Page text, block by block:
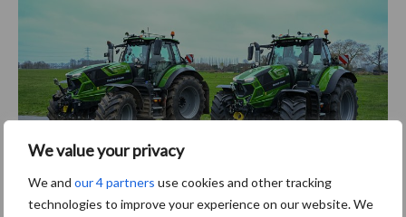
We value your privacy
We and our 4 partners use cookies and other tracking
technologies to improve your experience on our website. We